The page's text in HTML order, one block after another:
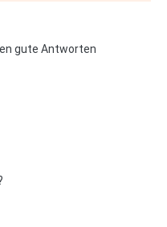
gute Antworten